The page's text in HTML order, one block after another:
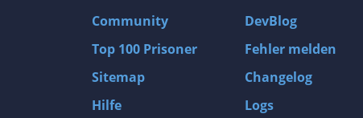
Community
Top 100 Prisoner
Sitemap
Hilfe
DevBlog
Fehler melden
Changelog
Logs